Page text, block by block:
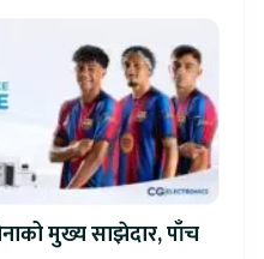
मुख्य साझेदार, पाँच